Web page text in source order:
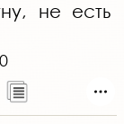
не есть
0